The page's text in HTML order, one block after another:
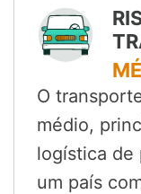
O
médio,
logística de
um país